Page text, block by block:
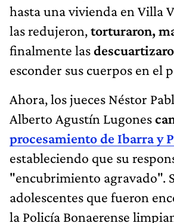
hasta una vivienda en Villa
las redujeron,torturaron,
finalmente las
esconder sus cuerpos en el
Ahora, los jueces Néstor
Alberto Agustín Lugones
procesamiento de Ibarra y
estableciendo que su
"encubrimiento agravado".
adolescentes que fueron
la Policía Bonaerense